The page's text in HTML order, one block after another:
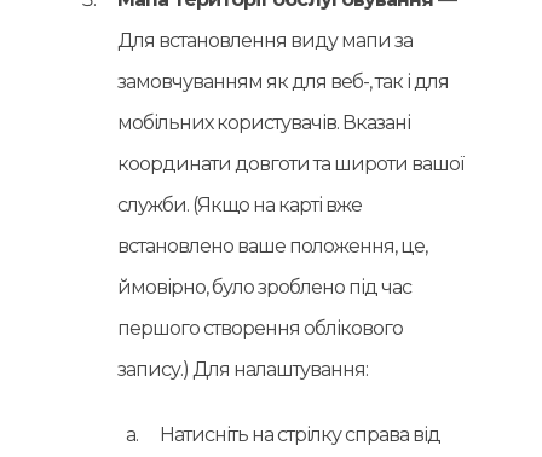
Для встановлення виду мапи за
замовчуванням як для веб-, так і для
мобільних користувачів. Вказані
координати довготи та широти вашої
служби. (Якщо на карті вже
встановлено ваше положення, це,
ймовірно, було зроблено під час
першого створення облікового
запису.) Для налаштування:
Натисніть на стрілку справа від